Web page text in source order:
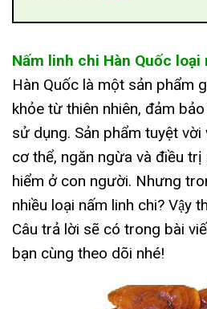
Nấm linh chi Hàn Quốc loại
Hàn Quốc là một sản phẩm
khỏe từ thiên nhiên, đảm
sử dụng. Sản phẩm tuyệt
cơ thể, ngăn ngừa và điều trị
hiểm ở con người. Nhưng
nhiều loại nấm linh chi? Vậy
Câu trả lời sẽ có trong bài
bạn cùng theo dõi nhé!